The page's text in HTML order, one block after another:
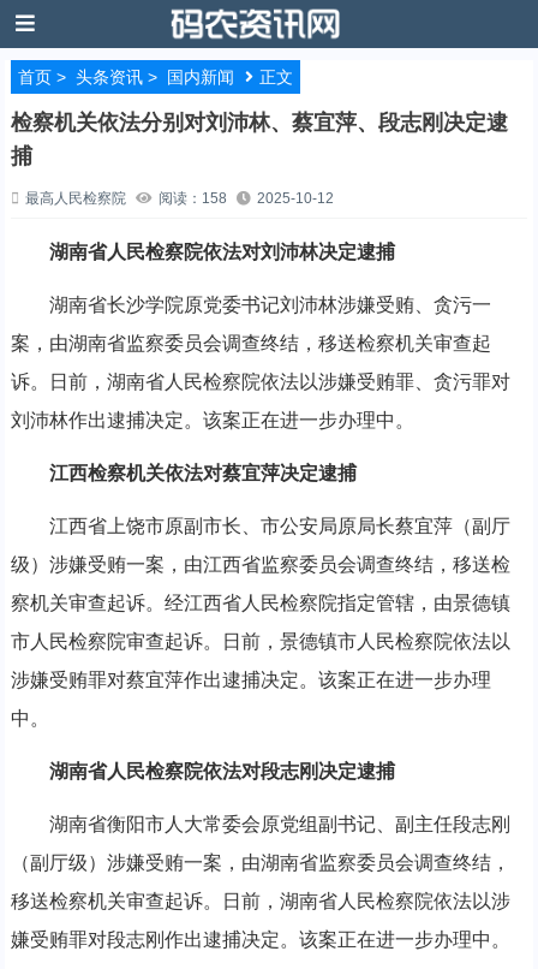
首页> 头条资讯> 国内新闻 正文
检察机关依法分别对刘沛林、蔡宜萍、段志刚决定逮
捕
最高人民检察院 阅读：158 2025-10-12
湖南省人民检察院依法对刘沛林决定逮捕
湖南省长沙学院原党委书记刘沛林涉嫌受贿、贪污一
案，由湖南省监察委员会调查终结，移送检察机关审查起
诉。日前，湖南省人民检察院依法以涉嫌受贿罪、贪污罪对
刘沛林作出逮捕决定。该案正在进一步办理中。
江西检察机关依法对蔡宜萍决定逮捕
江西省上饶市原副市长、市公安局原局长蔡宜萍（副厅
级）涉嫌受贿一案，由江西省监察委员会调查终结，移送检
察机关审查起诉。经江西省人民检察院指定管辖，由景德镇
市人民检察院审查起诉。日前，景德镇市人民检察院依法以
涉嫌受贿罪对蔡宜萍作出逮捕决定。该案正在进一步办理
中。
湖南省人民检察院依法对段志刚决定逮捕
湖南省衡阳市人大常委会原党组副书记、副主任段志刚
（副厅级）涉嫌受贿一案，由湖南省监察委员会调查终结，
移送检察机关审查起诉。日前，湖南省人民检察院依法以涉
嫌受贿罪对段志刚作出逮捕决定。该案正在进一步办理中。